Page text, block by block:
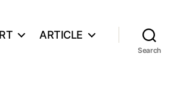
ARTICLE
Search